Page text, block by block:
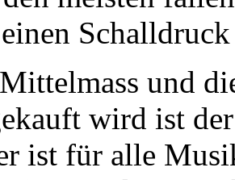
und
wird ist
ist für alle